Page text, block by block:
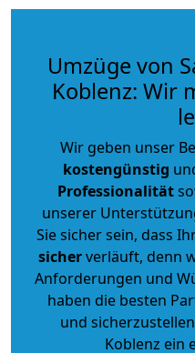
Umzüge von
Koblenz: Wir
Wir geben unser
kostengünstig
Professionalität
unserer
Sie sicher sein, dass
sicherverläuft, denn
Anforderungen und
haben die besten
und
Koblenz ein